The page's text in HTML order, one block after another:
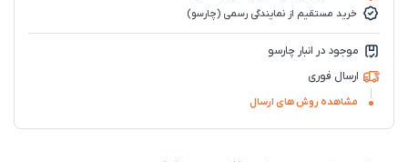
خرید مستقیم از نمایندگی رسمی (چارسو)
موجود در انبار چارسو
ارسال فوری
مشاهده روش های ارسال